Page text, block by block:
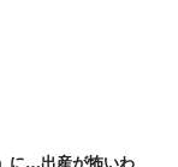
に…出産が怖いわ